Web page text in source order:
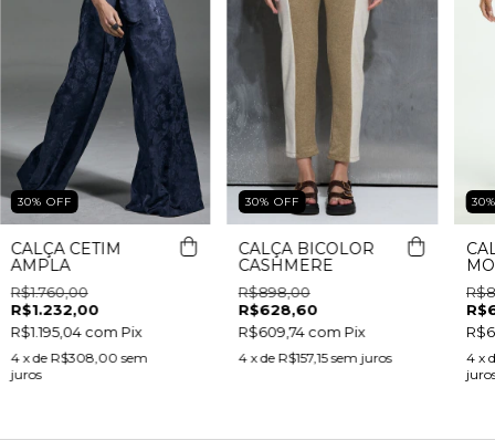
30% OFF
CALÇA CETIM
AMPLA
R$1.760,00
R$1.232,00
R$1.195,04com Pix
4 x de R$308,00 sem
juros
30% OFF
CALÇA BICOLOR
CASHMERE
R$898,00
R$628,60
R$609,74com Pix
4 x de R$157,15 sem juros
30
4 x